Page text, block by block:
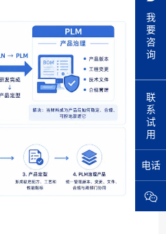
我
要
咨
询
联
系
试
用
电话